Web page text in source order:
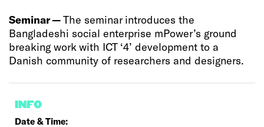
Seminar —The seminar introduces the
Bangladeshi social enterprise mPower’s ground
breaking work with ICT ‘4’ development to a
Danish community of researchers and designers.
INFO
Date & Time: